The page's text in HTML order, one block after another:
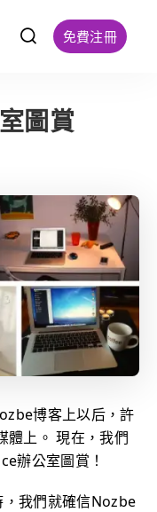
f 免費注冊
圖賞
博客上以后，許
體上。 現在，我們
辦公室圖賞！
我們就確信Nozbe